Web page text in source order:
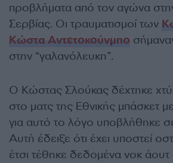
προβλήματα από τον αγώνα
Σερβίας. Οι τραυματισμοί των
Κώστα Αντετοκούνμπο
στην “γαλανόλευκη”.
Ο Κώστας Σλούκας δέχτηκε
στο ματς της Εθνικής μπάσκετ
για αυτό το λόγο υποβλήθηκε
Αυτή έδειξε ότι έχει υποστεί
έτσι τέθηκε δεδομένα νοκ